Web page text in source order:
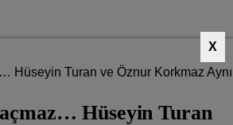
X
Hüseyin Turan